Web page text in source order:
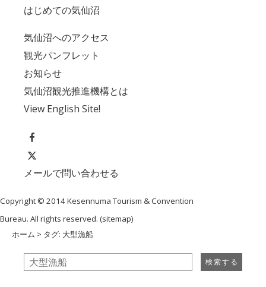
はじめての気仙沼
気仙沼へのアクセス
観光パンフレット
お知らせ
気仙沼観光推進機構とは
View English Site!
メールで問い合わせる
Copyright © 2014 Kesennuma Tourism & Convention
Bureau. All rights reserved. (sitemap)
ホーム > タグ: 大型漁船